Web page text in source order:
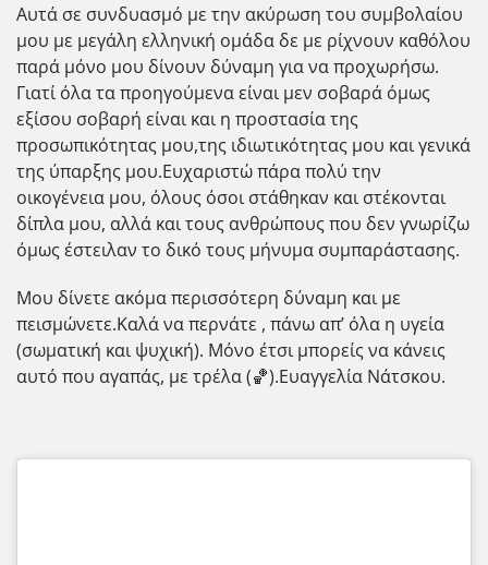
Αυτά σε συνδυασμό με την ακύρωση του συμβολαίου
μου με μεγάλη ελληνική ομάδα δε με ρίχνουν καθόλου
παρά μόνο μου δίνουν δύναμη για να προχωρήσω.
Γιατί όλα τα προηγούμενα είναι μεν σοβαρά όμως
εξίσου σοβαρή είναι και η προστασία της
προσωπικότητας μου,της ιδιωτικότητας μου και γενικά
της ύπαρξης μου.Ευχαριστώ πάρα πολύ την
οικογένεια μου, όλους όσοι στάθηκαν και στέκονται
δίπλα μου, αλλά και τους ανθρώπους που δεν γνωρίζω
όμως έστειλαν το δικό τους μήνυμα συμπαράστασης.
Μου δίνετε ακόμα περισσότερη δύναμη και με
πεισμώνετε.Καλά να περνάτε , πάνω απ’ όλα η υγεία
(σωματική και ψυχική). Μόνο έτσι μπορείς να κάνεις
αυτό που αγαπάς, με τρέλα (🏀).Ευαγγελία Νάτσκου.